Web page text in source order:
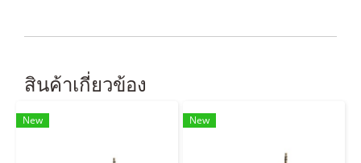
สินค้าเกี่ยวข้อง
New New